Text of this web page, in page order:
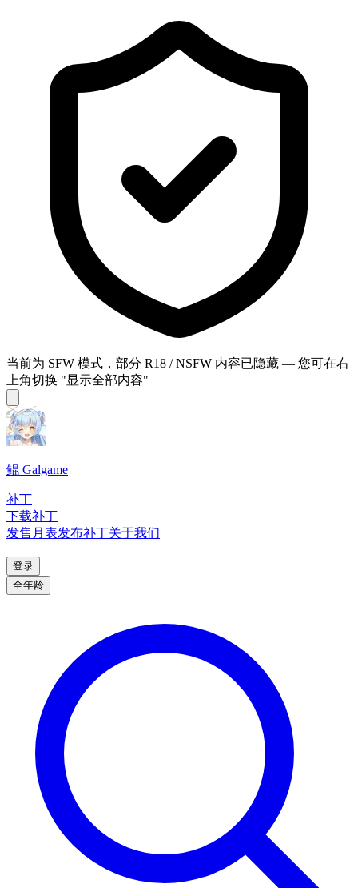
当前为 SFW 模式，部分 R18 / NSFW 内容已隐藏 — 您可在右
上角切换 "显示全部内容"
鲲 Galgame
补丁
下载补丁
发售月表发布补丁关于我们
登录
全年龄